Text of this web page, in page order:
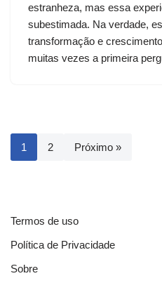
estranheza, mas essa
subestimada. Na verdade,
transformação e
muitas vezes a primeira
1 2 Próximo »
Termos de uso
Política de Privacidade
Sobre